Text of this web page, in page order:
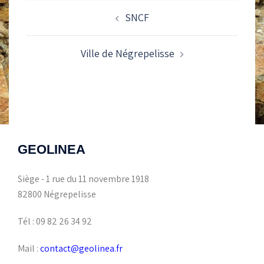
D’ARTICLE
SNCF
Ville de Négrepelisse
GEOLINEA
Siège - 1 rue du 11 novembre 1918
82800 Négrepelisse
Tél : 09 82 26 34 92
Mail :contact@geolinea.fr